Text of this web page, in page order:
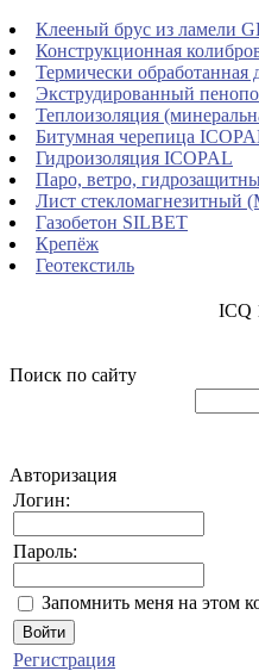
Клееный брус из ламели
Конструкционная
Термически обработанная
Экструдированный
Теплоизоляция
Битумная черепица
Гидроизоляция ICOPAL
Паро, ветро,
Лист
Газобетон SILBET
Крепёж
Геотекстиль
ICQ
Поиск по сайту
Авторизация
Логин:
Пароль:
Запомнить меня на этом
Регистрация